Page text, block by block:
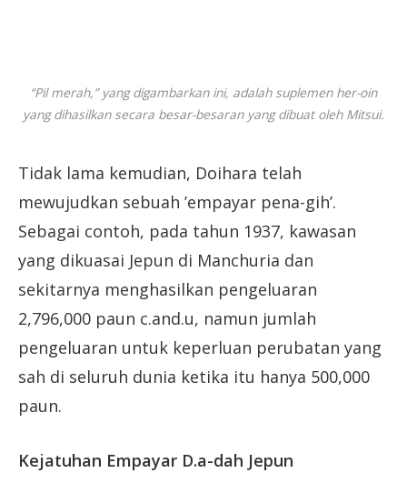
“Pil merah,” yang digambarkan ini, adalah suplemen her-oin
yang dihasilkan secara besar-besaran yang dibuat oleh Mitsui.
Tidak lama kemudian, Doihara telah
mewujudkan sebuah ’empayar pena-gih’.
Sebagai contoh, pada tahun 1937, kawasan
yang dikuasai Jepun di Manchuria dan
sekitarnya menghasilkan pengeluaran
2,796,000 paun c.and.u, namun jumlah
pengeluaran untuk keperluan perubatan yang
sah di seluruh dunia ketika itu hanya 500,000
paun.
Kejatuhan Empayar D.a-dah Jepun